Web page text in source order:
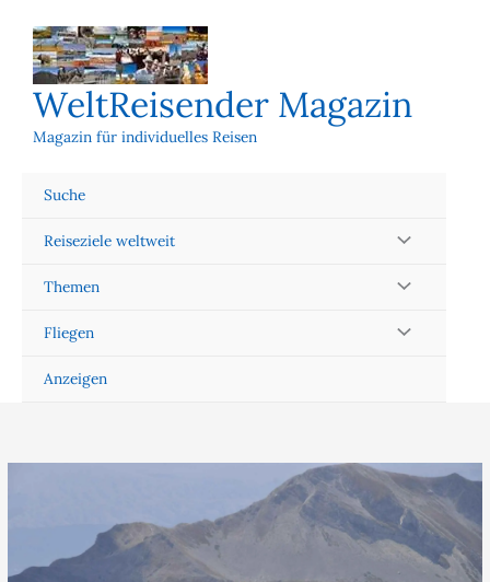
Inhalt
springen
WeltReisender Magazin
Magazin für individuelles Reisen
Suche
Reiseziele weltweit
Themen
Fliegen
Anzeigen